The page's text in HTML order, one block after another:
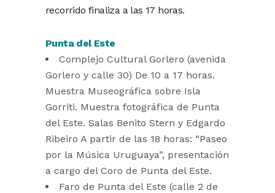
recorrido finaliza a las 17 horas.
Punta del Este
Complejo Cultural Gorlero (avenida
Gorlero y calle 30) De 10 a 17 horas.
Muestra Museográfica sobre Isla
Gorriti. Muestra fotográfica de Punta
del Este. Salas Benito Stern y Edgardo
Ribeiro A partir de las 18 horas: “Paseo
por la Música Uruguaya”, presentación
a cargo del Coro de Punta del Este.
Faro de Punta del Este (calle 2 de